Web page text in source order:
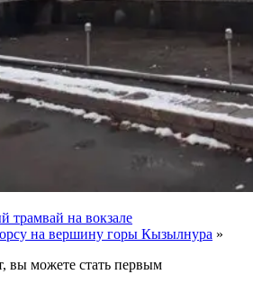
трамвай на вокзале
на вершину горы Кызылнура »
вы можете стать первым